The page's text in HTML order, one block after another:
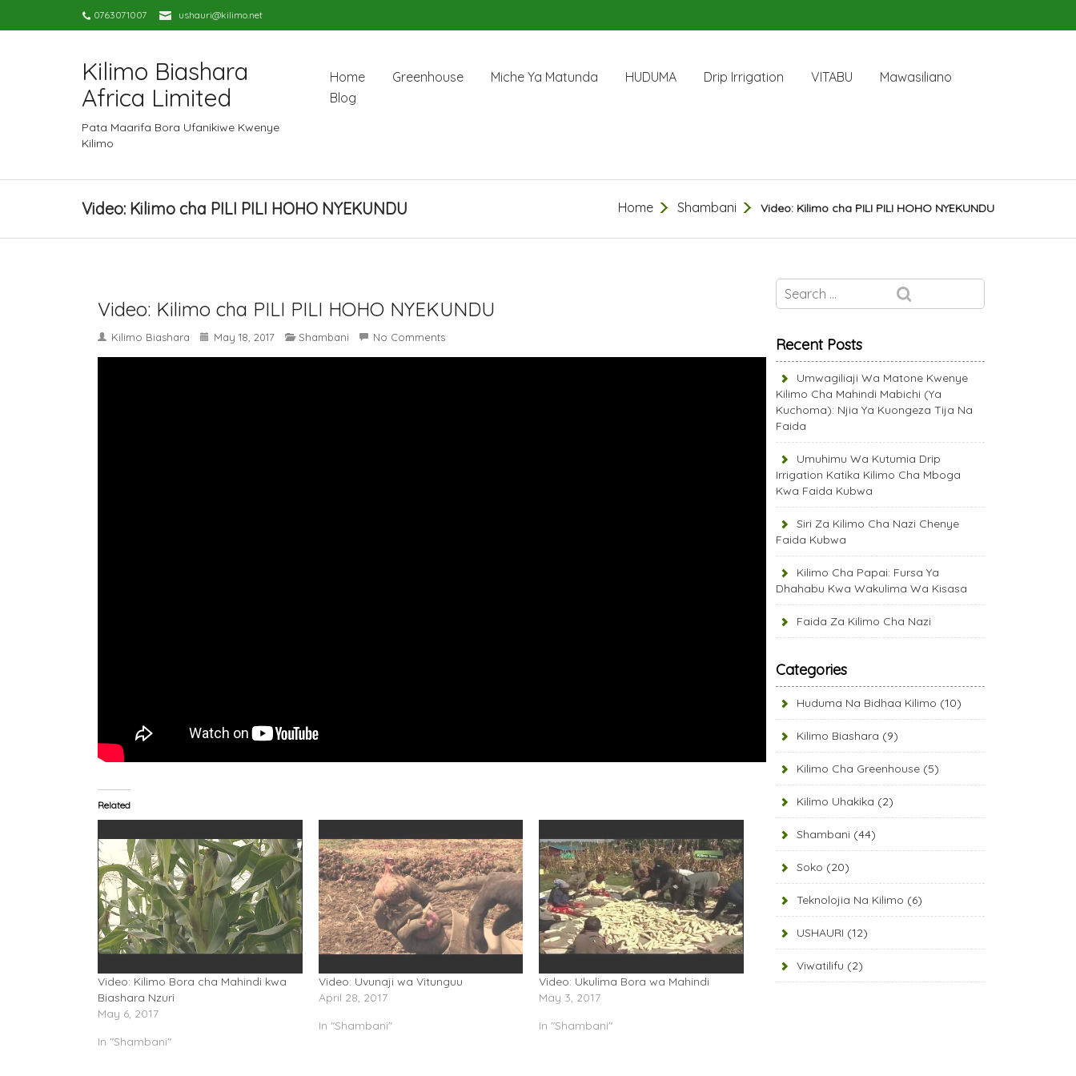
0763071007 ushauri@kilimo.net
Kilimo Biashara
Africa Limited
Pata Maarifa Bora Ufanikiwe Kwenye
Kilimo
Home Greenhouse Miche Ya Matunda HUDUMA Drip Irrigation VITABU
Mawasiliano
Blog
Video: Kilimo cha PILI PILI HOHO NYEKUNDU Home Shambani Video: Kilimo cha PILI PILI HOHO NYEKUNDU
Video: Kilimo cha PILI PILI HOHO NYEKUNDU
Kilimo Biashara May 18, 2017 Shambani No Comments
Related
Video: Kilimo Bora cha Mahindi kwa
Biashara Nzuri
May 6, 2017
In "Shambani"
Video: Uvunaji wa Vitunguu
April 28, 2017
In "Shambani"
Video: Ukulima Bora wa Mahindi
May 3, 2017
In "Shambani"
Recent Posts
Umwagiliaji Wa Matone Kwenye
Kilimo Cha Mahindi Mabichi (Ya
Kuchoma): Njia Ya Kuongeza Tija Na
Faida
Umuhimu Wa Kutumia Drip
Irrigation Katika Kilimo Cha Mboga
Kwa Faida Kubwa
Siri Za Kilimo Cha Nazi Chenye
Faida Kubwa
Kilimo Cha Papai: Fursa Ya
Dhahabu Kwa Wakulima Wa Kisasa
Faida Za Kilimo Cha Nazi
Categories
Huduma Na Bidhaa Kilimo (10)
Kilimo Biashara (9)
Kilimo Cha Greenhouse (5)
Kilimo Uhakika (2)
Shambani (44)
Soko (20)
Teknolojia Na Kilimo (6)
USHAURI (12)
Viwatilifu (2)